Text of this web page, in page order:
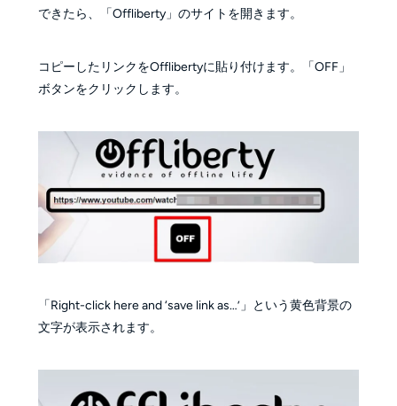
できたら、「Offliberty」のサイトを開きます。
コピーしたリンクをOfflibertyに貼り付けます。「OFF」
ボタンをクリックします。
「Right-click here and ‘save link as…’」という黄色背景の
文字が表示されます。